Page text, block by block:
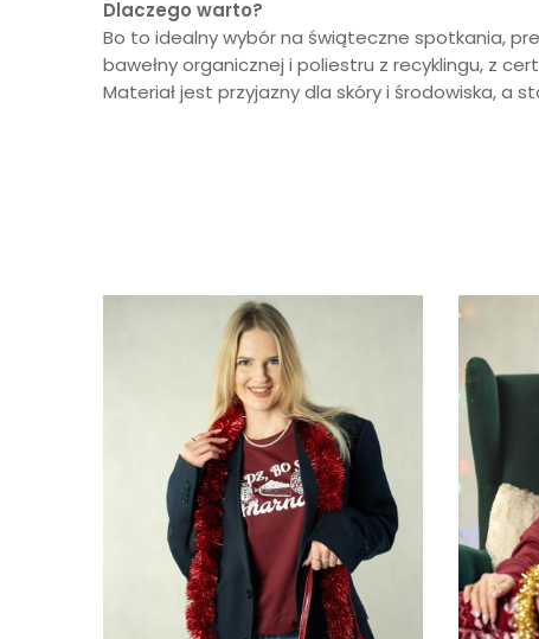
Dlaczego warto?
Bo to idealny wybór na świąteczne spotkania,
bawełny organicznej i poliestru z recyklingu, z
Materiał jest przyjazny dla skóry i środowiska, a